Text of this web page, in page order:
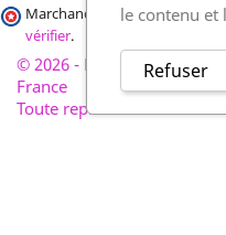
Marchand approuvé par la
vérifier.
© 2026 - France-plaques-
France
Toute reproduction
le contenu et
Refuser